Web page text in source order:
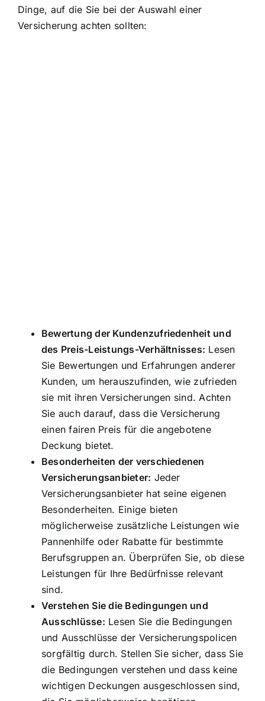
Dinge, auf die Sie bei der Auswahl einer
Versicherung achten sollten:
Bewertung der Kundenzufriedenheit und
des Preis-Leistungs-Verhältnisses: Lesen
Sie Bewertungen und Erfahrungen anderer
Kunden, um herauszufinden, wie zufrieden
sie mit ihren Versicherungen sind. Achten
Sie auch darauf, dass die Versicherung
einen fairen Preis für die angebotene
Deckung bietet.
Besonderheiten der verschiedenen
Versicherungsanbieter: Jeder
Versicherungsanbieter hat seine eigenen
Besonderheiten. Einige bieten
möglicherweise zusätzliche Leistungen wie
Pannenhilfe oder Rabatte für bestimmte
Berufsgruppen an. Überprüfen Sie, ob diese
Leistungen für Ihre Bedürfnisse relevant
sind.
Verstehen Sie die Bedingungen und
Ausschlüsse: Lesen Sie die Bedingungen
und Ausschlüsse der Versicherungspolicen
sorgfältig durch. Stellen Sie sicher, dass Sie
die Bedingungen verstehen und dass keine
wichtigen Deckungen ausgeschlossen sind,